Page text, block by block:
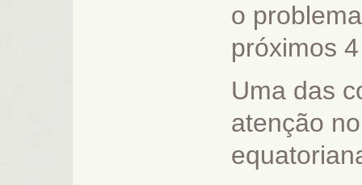
o
próximos
Uma das
atenção